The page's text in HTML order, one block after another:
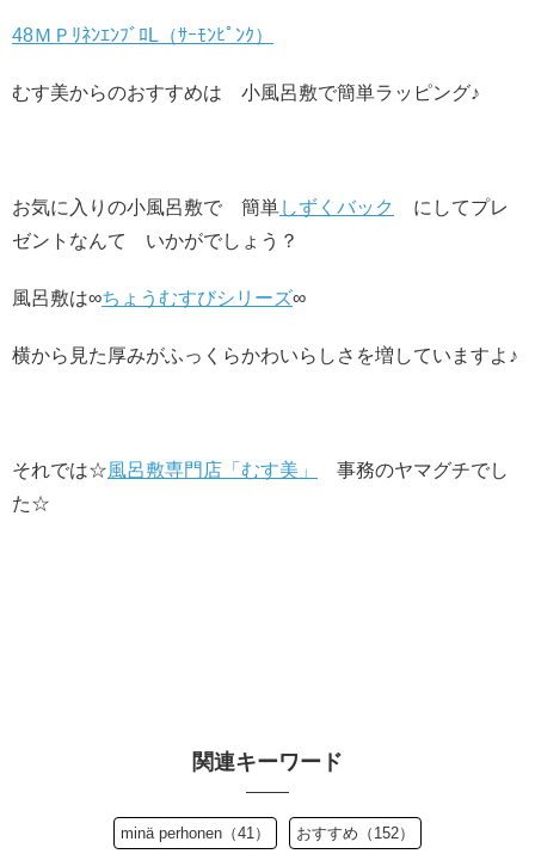
48ＭＰﾘﾈﾝｴﾝﾌﾞﾛL（ｻｰﾓﾝﾋﾟﾝｸ）
むす美からのおすすめは 小風呂敷で簡単ラッピング♪
お気に入りの小風呂敷で 簡単しずくバック
にしてプレ
ゼントなんて いかがでしょう？
風呂敷は∞ちょうむすびシリーズ∞
横から見た厚みがふっくらかわいらしさを増していますよ♪
それでは☆風呂敷専門店「むす美」
事務のヤマグチでし
た☆
関連キーワード
minä perhonen（41） おすすめ（152）